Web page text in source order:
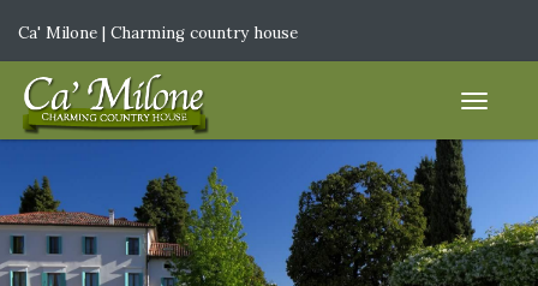
Ca' Milone | Charming country house